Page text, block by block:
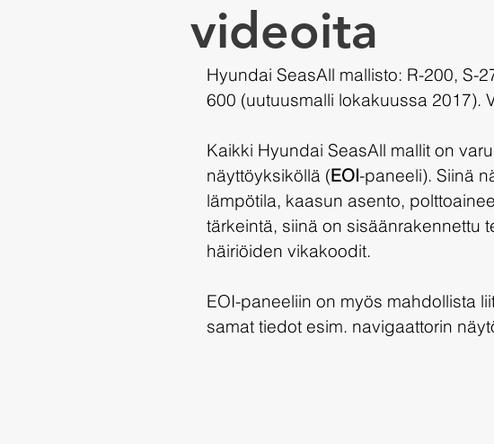
videoita
Hyundai SeasAll mallisto: R-200, S-
600 (uutuusmalli lokakuussa 2017).
Kaikki Hyundai SeasAll mallit on
näyttöyksiköllä (EOI-paneeli). Siinä
lämpötila, kaasun asento,
tärkeintä, siinä on sisäänrakennettu
häiriöiden vikakoodit.
EOI-paneeliin on myös mahdollista
samat tiedot esim. navigaattorin